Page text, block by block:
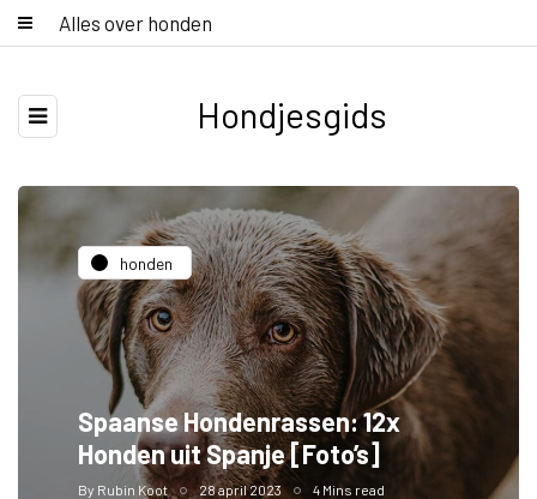
Alles over honden
Hondjesgids
honden
Spaanse Hondenrassen: 12x
Honden uit Spanje [Foto’s]
By Rubin Koot 28 april 2023 4 Mins read